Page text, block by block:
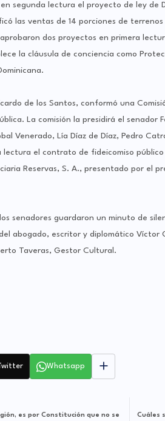
segunda lectura el proyecto de ley de
las ventas de 14 porciones de
dos proyectos en primera
la cláusula de conciencia como
de los Santos, conformó una
La comisión la presidirá el
Venerado, Lía Díaz de Díaz, Pedro
lectura el contrato de fideicomiso
Reservas, S. A., presentado por el
senadores guardaron un minuto de
abogado, escritor y diplomático Víctor
Taveras, Gestor Cultural.
Twitter Whatsapp
Cuáles
es por Constitución que no se